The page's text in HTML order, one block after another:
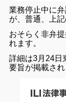
業務停止中に
が、普通、上
おそらく非弁
れます。
詳細は3月24日
要旨が掲載され